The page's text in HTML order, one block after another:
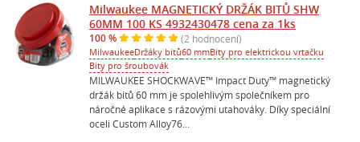
Milwaukee MAGNETICKÝ DRŽÁK BITŮ SHW
60MM 100 KS 4932430478 cena za 1ks
100 % (2 hodnocení)
MilwaukeeDržáky bitů60 mmBity pro elektrickou vrtačku
Bity pro šroubovák
MILWAUKEE SHOCKWAVE™ Impact Duty™ magnetický
držák bitů 60 mm je spolehlivým společníkem pro
náročné aplikace s rázovými utahováky. Díky speciální
oceli Custom Alloy76...